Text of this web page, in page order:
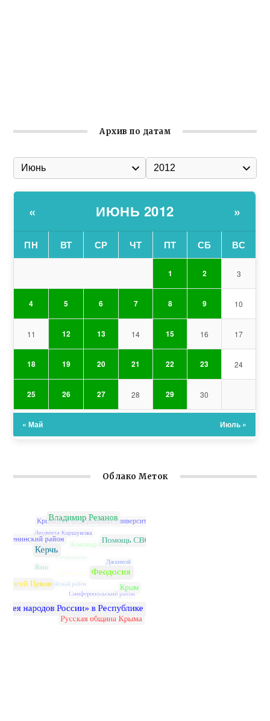
Архив по датам
« ИЮНЬ 2012 »
ПН ВТ СР ЧТ ПТ СБ ВС
1 2 3
4 5 6 7 8 9 10
11 12 13 14 15 16 17
18 19 20 21 22 23 24
25 26 27 28 29 30
« Май Июль »
Облако Меток